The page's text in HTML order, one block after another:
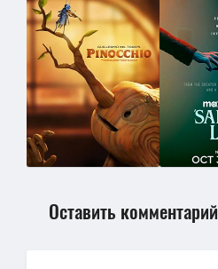
Оставить комментарий